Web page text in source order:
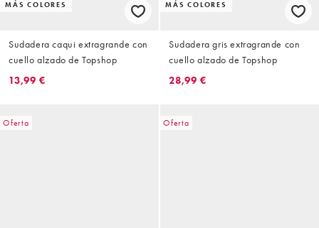
MÁS COLORES
Sudadera caqui extragrande con
cuello alzado de Topshop
13,99 €
MÁS COLORES
Sudadera gris extragrande con
cuello alzado de Topshop
28,99 €
Oferta Oferta